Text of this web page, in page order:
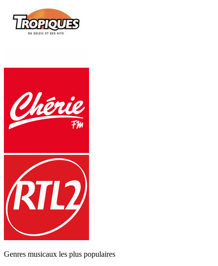
Genres musicaux les plus populaires